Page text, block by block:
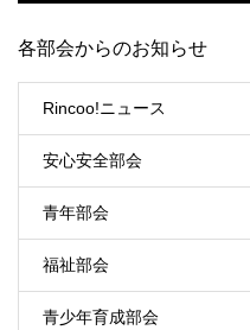
各部会からのお知らせ
Rincoo!ニュース
安心安全部会
青年部会
福祉部会
青少年育成部会